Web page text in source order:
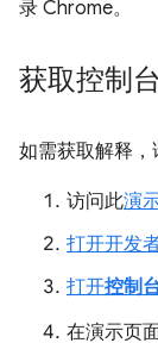
录 Chrome。
获取控制
如需获取解释，
访问此演
打开开发
打开控制
在演示页